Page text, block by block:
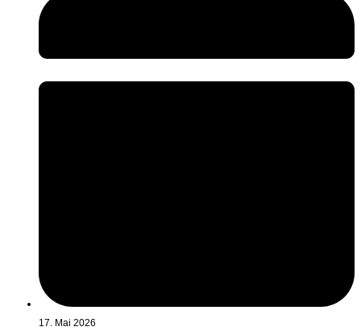
17. Mai 2026